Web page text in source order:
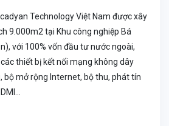
Technology Việt Nam được xây
9.000m2 tại Khu công nghiệp Bá
với 100% vốn đầu tư nước ngoài,
thiết bị kết nối mạng không dây
bộ mở rộng Internet, bộ thu, phát tín